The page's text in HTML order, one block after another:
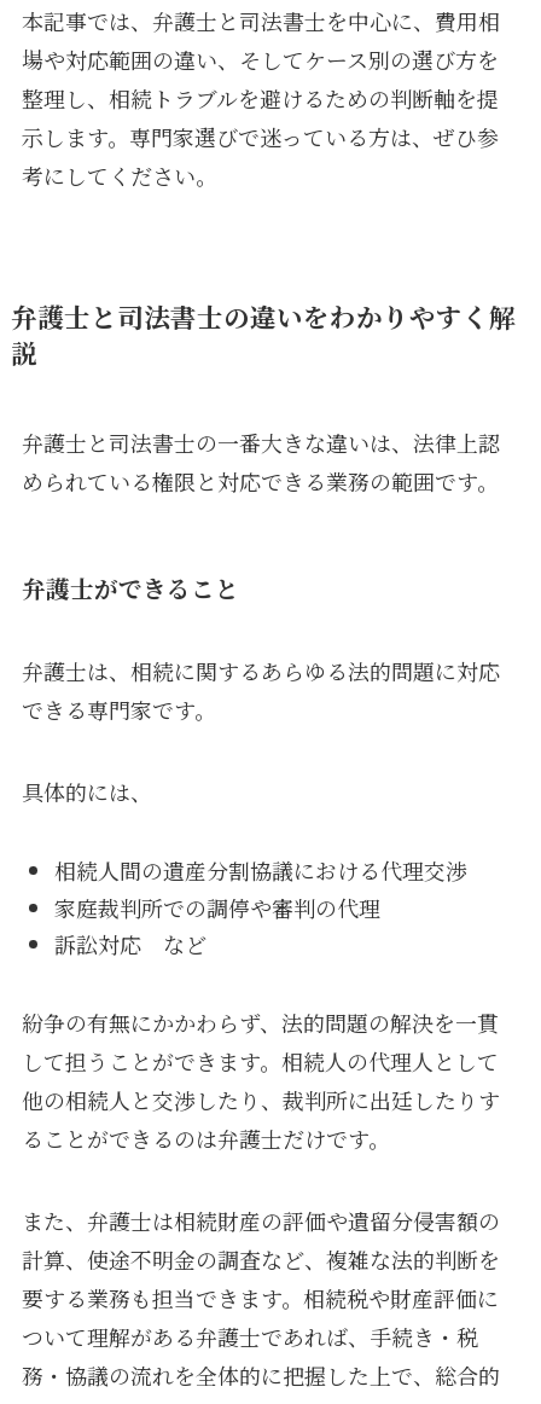
本記事では、弁護士と司法書士を中心に、費用相
場や対応範囲の違い、そしてケース別の選び方を
整理し、相続トラブルを避けるための判断軸を提
示します。専門家選びで迷っている方は、ぜひ参
考にしてください。
弁護士と司法書士の違いをわかりやすく解
説
弁護士と司法書士の一番大きな違いは、法律上認
められている権限と対応できる業務の範囲です。
弁護士ができること
弁護士は、相続に関するあらゆる法的問題に対応
できる専門家です。
具体的には、
相続人間の遺産分割協議における代理交渉
家庭裁判所での調停や審判の代理
訴訟対応 など
紛争の有無にかかわらず、法的問題の解決を一貫
して担うことができます。相続人の代理人として
他の相続人と交渉したり、裁判所に出廷したりす
ることができるのは弁護士だけです。
また、弁護士は相続財産の評価や遺留分侵害額の
計算、使途不明金の調査など、複雑な法的判断を
要する業務も担当できます。相続税や財産評価に
ついて理解がある弁護士であれば、手続き・税
務・協議の流れを全体的に把握した上で、総合的